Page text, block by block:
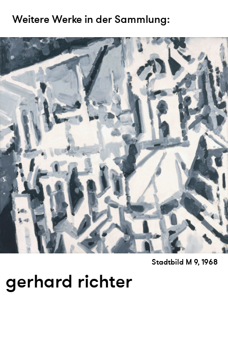
Weitere Werke in der Sammlung:
Stadtbild M 9, 1968
gerhard richter